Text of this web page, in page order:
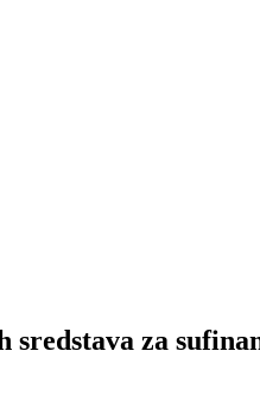
sredstava za